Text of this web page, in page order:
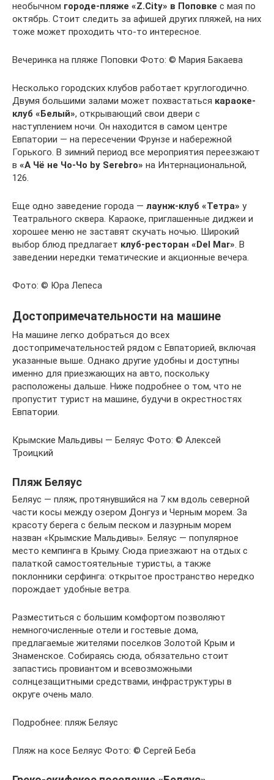
необычном городе-пляже «Z.City» в Поповке с мая по
октябрь. Стоит следить за афишей других пляжей, на них
тоже может проходить что-то интересное.
Вечеринка на пляже Поповки Фото: © Мария Бакаева
Несколько городских клубов работает круглогодично.
Двумя большими залами может похвастаться караоке-
клуб «Белый», открывающий свои двери с
наступлением ночи. Он находится в самом центре
Евпатории — на пересечении Фрунзе и набережной
Горького. В зимний период все мероприятия переезжают
в «А Чё не Чо-Чо by Serebro» на Интернациональной,
126.
Еще одно заведение города — лаунж-клуб «Тетра» у
Театрального сквера. Караоке, приглашенные диджеи и
хорошее меню не заставят скучать ночью. Широкий
выбор блюд предлагает клуб-ресторан «Del Mar». В
заведении нередки тематические и акционные вечера.
Фото: © Юра Лепеса
Достопримечательности на машине
На машине легко добраться до всех
достопримечательностей рядом с Евпаторией, включая
указанные выше. Однако другие удобны и доступны
именно для приезжающих на авто, поскольку
расположены дальше. Ниже подробнее о том, что не
пропустит турист на машине, будучи в окрестностях
Евпатории.
Крымские Мальдивы — Беляус Фото: © Алексей
Троицкий
Пляж Беляус
Беляус — пляж, протянувшийся на 7 км вдоль северной
части косы между озером Донгуз и Черным морем. За
красоту берега с белым песком и лазурным морем
назван «Крымские Мальдивы». Беляус — популярное
место кемпинга в Крыму. Сюда приезжают на отдых с
палаткой самостоятельные туристы, а также
поклонники серфинга: открытое пространство нередко
порождает удобные ветра.
Разместиться с большим комфортом позволяют
немногочисленные отели и гостевые дома,
предлагаемые жителями поселков Золотой Крым и
Знаменское. Собираясь сюда, обязательно стоит
запастись провиантом и всевозможными
солнцезащитными средствами, инфраструктуры в
округе очень мало.
Подробнее: пляж Беляус
Пляж на косе Беляус Фото: © Сергей Беба